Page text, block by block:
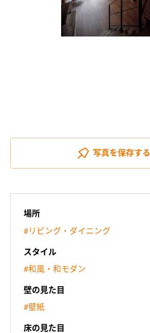
写真を保存する
場所
#リビング・ダイニング
スタイル
#和風・和モダン
壁の見た目
#壁紙
床の見た目